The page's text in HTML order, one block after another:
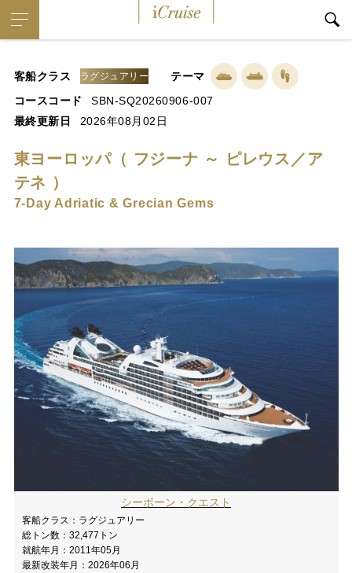
客船クラス ラグジュアリー
テーマ
コースコード
SBN-SQ20260906-007
最終更新日
2026年08月02日
東ヨーロッパ（ フジーナ ～ ピレウス／ア
テネ ）
7-Day Adriatic & Grecian Gems
シーボーン・クエスト
客船クラス： ラグジュアリー
総トン数： 32,477トン
就航年月： 2011年05月
最新改装年月： 2026年06月